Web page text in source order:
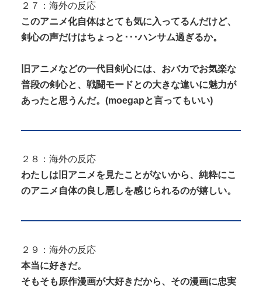
２７：海外の反応
このアニメ化自体はとても気に入ってるんだけど、
剣心の声だけはちょっと･･･ハンサム過ぎるか。
旧アニメなどの一代目剣心には、おバカでお気楽な
普段の剣心と、戦闘モードとの大きな違いに魅力が
あったと思うんだ。(moegapと言ってもいい)
２８：海外の反応
わたしは旧アニメを見たことがないから、純粋にこ
のアニメ自体の良し悪しを感じられるのが嬉しい。
２９：海外の反応
本当に好きだ。
そもそも原作漫画が大好きだから、その漫画に忠実